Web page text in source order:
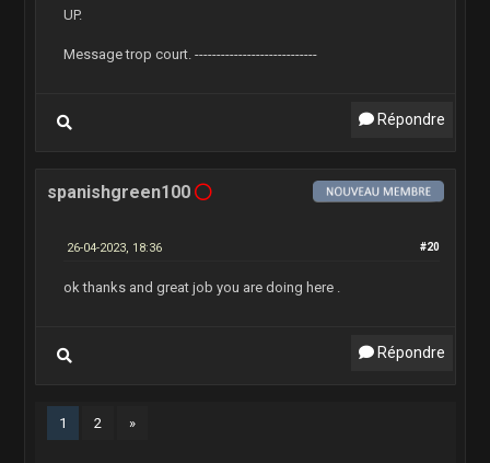
UP.
Message trop court. ----------------------------
Répondre
spanishgreen100
#20
26-04-2023, 18:36
ok thanks and great job you are doing here .
Répondre
1 2 »